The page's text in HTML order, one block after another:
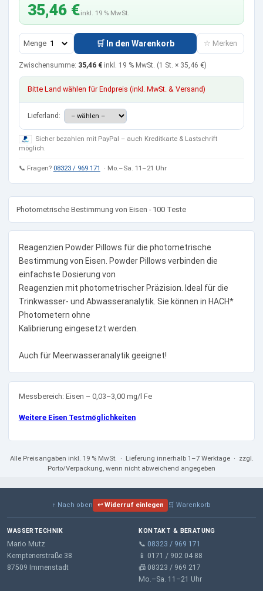
35,46 €inkl. 19 % MwSt.
Menge 🛒 In den Warenkorb ☆ Merken
Zwischensumme: 35,46 € inkl. 19 % MwSt. (1 St. × 35,46 €)
Bitte Land wählen für Endpreis (inkl. MwSt. & Versand)
Lieferland:
Sicher bezahlen mit PayPal – auch Kreditkarte & Lastschrift
möglich.
📞 Fragen? 08323 / 969 171 · Mo.–Sa. 11–21 Uhr
Photometrische Bestimmung von Eisen - 100 Teste
Reagenzien Powder Pillows für die photometrische
Bestimmung von Eisen. Powder Pillows verbinden die
einfachste Dosierung von
Reagenzien mit photometrischer Präzision. Ideal für die
Trinkwasser- und Abwasseranalytik. Sie können in HACH*
Photometern ohne
Kalibrierung eingesetzt werden.
Auch für Meerwasseranalytik geeignet!
Messbereich: Eisen – 0,03–3,00 mg/l Fe
Weitere Eisen Testmöglichkeiten
Alle Preisangaben inkl. 19 % MwSt.
· Lieferung innerhalb 1–7 Werktage · zzgl.
Porto/Verpackung, wenn nicht abweichend angegeben
↑ Nach oben ↩ Widerruf einlegen 🛒 Warenkorb
WASSERTECHNIK
Mario Mutz
Kemptenerstraße 38
87509 Immenstadt
KONTAKT & BERATUNG
📞 08323 / 969 171
📱 0171 / 902 04 88
📠 08323 / 969 217
Mo.–Sa. 11–21 Uhr